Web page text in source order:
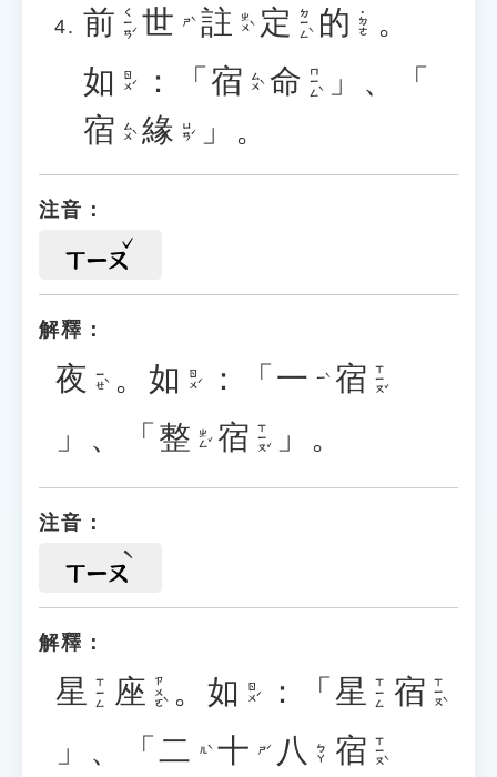
前 ㄑㄧㄢˊ 世 ㄕˋ 註 ㄓㄨˋ 定 ㄉㄧㄥˋ 的 ˙ㄉㄜ 。
如 ㄖㄨˊ ：「 宿 ㄙㄨˋ 命 ㄇㄧㄥˋ
」、「
宿 ㄙㄨˋ 緣 ㄩㄢˊ 」。
注音：
ㄒㄧㄡ
解釋：
夜 ㄧㄝˋ 。 如 ㄖㄨˊ ：「 一 ㄧˋ 宿 ㄒㄧㄡˇ
」、「 整 ㄓㄥˇ 宿 ㄒㄧㄡˇ 」。
注音：
ㄒㄧㄡ
解釋：
星 ㄒㄧㄥ 座 ㄗㄨㄛˋ 。 如 ㄖㄨˊ ：「 星 ㄒㄧㄥ 宿 ㄒㄧㄡˋ
」、「 二 ㄦˋ 十 ㄕˊ 八 ㄅㄚ 宿 ㄒㄧㄡˋ